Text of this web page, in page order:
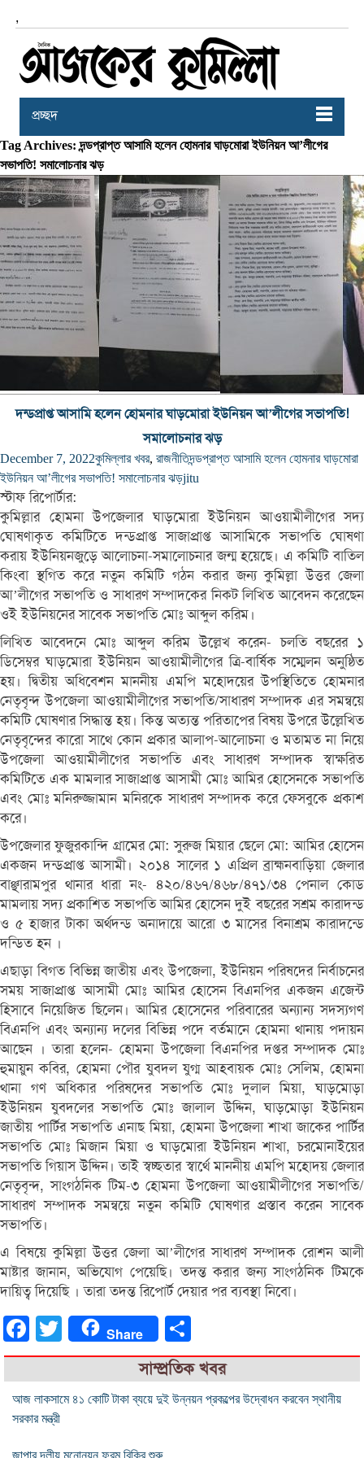
,
প্রচ্ছদ
Tag Archives: দন্ডপ্রাপ্ত আসামি হলেন হোমনার ঘাড়মোরা ইউনিয়ন আ’লীগের
সভাপতি! সমালোচনার ঝড়
দন্ডপ্রাপ্ত আসামি হলেন হোমনার ঘাড়মোরা ইউনিয়ন আ’লীগের সভাপতি!
সমালোচনার ঝড়
December 7, 2022কুমিল্লার খবর, রাজনীতিদন্ডপ্রাপ্ত আসামি হলেন হোমনার ঘাড়মোরা
ইউনিয়ন আ’লীগের সভাপতি! সমালোচনার ঝড়jitu
স্টাফ রিপোর্টার:
কুমিল্লার হোমনা উপজেলার ঘাড়মোরা ইউনিয়ন আওয়ামীলীগের সদ্য
ঘোষণাকৃত কমিটিতে দন্ডপ্রাপ্ত সাজাপ্রাপ্ত আসামিকে সভাপতি ঘোষণা
করায় ইউনিয়নজুড়ে আলোচনা-সমালোচনার জন্ম হয়েছে। এ কমিটি বাতিল
কিংবা স্থগিত করে নতুন কমিটি গঠন করার জন্য কুমিল্লা উত্তর জেলা
আ’লীগের সভাপতি ও সাধারণ সম্পাদকের নিকট লিখিত আবেদন করেছেন
ওই ইউনিয়নের সাবেক সভাপতি মোঃ আব্দুল করিম।
লিখিত আবেদনে মোঃ আব্দুল করিম উল্লেখ করেন- চলতি বছরের ১
ডিসেম্বর ঘাড়মোরা ইউনিয়ন আওয়ামীলীগের ত্রি-বার্ষিক সম্মেলন অনুষ্ঠিত
হয়। দ্বিতীয় অধিবেশন মাননীয় এমপি মহোদয়ের উপস্থিতিতে হোমনার
নেতৃবৃন্দ উপজেলা আওয়ামীলীগের সভাপতি/সাধারণ সম্পাদক এর সমন্বয়ে
কমিটি ঘোষণার সিদ্ধান্ত হয়। কিন্ত অত্যন্ত পরিতাপের বিষয় উপরে উল্লেখিত
নেতৃবৃন্দের কারো সাথে কোন প্রকার আলাপ-আলোচনা ও মতামত না নিয়ে
উপজেলা আওয়ামীলীগের সভাপতি এবং সাধারণ সম্পাদক স্বাক্ষরিত
কমিটিতে এক মামলার সাজাপ্রাপ্ত আসামী মোঃ আমির হোসেনকে সভাপতি
এবং মোঃ মনিরুজ্জামান মনিরকে সাধারণ সম্পাদক করে ফেসবুকে প্রকাশ
করে।
উপজেলার ফুজুরকান্দি গ্রামের মো: সুরুজ মিয়ার ছেলে মো: আমির হোসেন
একজন দন্ডপ্রাপ্ত আসামী। ২০১৪ সালের ১ এপ্রিল ব্রাহ্মনবাড়িয়া জেলার
বাঞ্ছারামপুর থানার ধারা নং- ৪২০/৪৬৭/৪৬৮/৪৭১/৩৪ পেনাল কোড
মামলায় সদ্য প্রকাশিত সভাপতি আমির হোসেন দুই বছরের সশ্রম কারাদন্ড
ও ৫ হাজার টাকা অর্থদন্ড অনাদায়ে আরো ৩ মাসের বিনাশ্রম কারাদন্ডে
দন্ডিত হন ।
এছাড়া বিগত বিভিন্ন জাতীয় এবং উপজেলা, ইউনিয়ন পরিষদের নির্বাচনের
সময় সাজাপ্রাপ্ত আসামী মোঃ আমির হোসেন বিএনপির একজন এজেন্ট
হিসাবে নিয়েজিত ছিলেন। আমির হোসেনের পরিবারের অন্যান্য সদস্যগণ
বিএনপি এবং অন্যান্য দলের বিভিন্ন পদে বর্তমানে হোমনা থানায় পদায়ন
আছেন । তারা হলেন- হোমনা উপজেলা বিএনপির দপ্তর সম্পাদক মোঃ
হুমায়ুন কবির, হোমনা পৌর যুবদল যুগ্ম আহবায়ক মোঃ সেলিম, হোমনা
থানা গণ অধিকার পরিষদের সভাপতি মোঃ দুলাল মিয়া, ঘাড়মোড়া
ইউনিয়ন যুবদলের সভাপতি মোঃ জালাল উদ্দিন, ঘাড়মোড়া ইউনিয়ন
জাতীয় পার্টির সভাপতি এনাছ মিয়া, হোমনা উপজেলা শাখা জাকের পার্টির
সভাপতি মোঃ মিজান মিয়া ও ঘাড়মোরা ইউনিয়ন শাখা, চরমোনাইয়ের
সভাপতি গিয়াস উদ্দিন। তাই স্বচ্ছতার স্বার্থে মাননীয় এমপি মহোদয় জেলার
নেতৃবৃন্দ, সাংগঠনিক টিম-৩ হোমনা উপজেলা আওয়ামীলীগের সভাপতি/
সাধারণ সম্পাদক সমন্বয়ে নতুন কমিটি ঘোষণার প্রস্তাব করেন সাবেক
সভাপতি।
এ বিষয়ে কুমিল্লা উত্তর জেলা আ’লীগের সাধারণ সম্পাদক রোশন আলী
মাষ্টার জানান, অভিযোগ পেয়েছি। তদন্ত করার জন্য সাংগঠনিক টিমকে
দায়িত্ব দিয়েছি । তারা তদন্ত রিপোর্ট দেয়ার পর ব্যবস্থা নিবো।
FacebookTwitter Share
সাম্প্রতিক খবর
আজ লাকসামে ৪১ কোটি টাকা ব্যয়ে দুই উন্নয়ন প্রকল্পের উদ্বোধন করবেন স্থানীয়
সরকার মন্ত্রী
জাপার দলীয় মনোনয়ন ফরম বিক্রি শুরু